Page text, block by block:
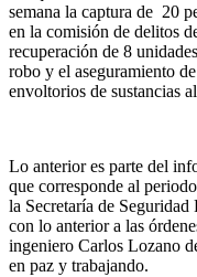
semana la captura de 20
en la comisión de delitos
recuperación de 8
robo y el aseguramiento
envoltorios de sustancias
Lo anterior es parte del
que corresponde al
la Secretaría de
con lo anterior a las
ingeniero Carlos Lozano
en paz y trabajando.